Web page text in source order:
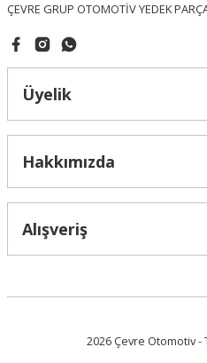
ÇEVRE GRUP OTOMOTİV YEDEK
Üyelik
Hakkımızda
Alışveriş
2026 Çevre Otomotiv -